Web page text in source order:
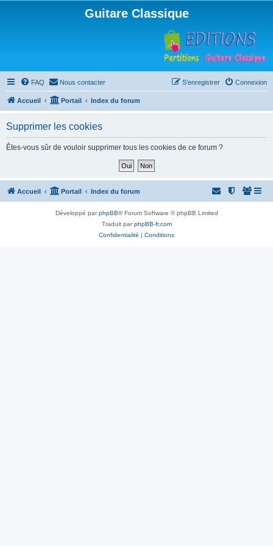
Guitare Classique
FAQ Nous contacter Connexion
S’enregistrer
Accueil Portail Index du forum
Supprimer les cookies
Êtes-vous sûr de vouloir supprimer tous les cookies de ce forum ?
Accueil Portail Index du forum
Développé parphpBB® Forum Software © phpBB Limited
Traduit parphpBB-fr.com
Confidentialité | Conditions